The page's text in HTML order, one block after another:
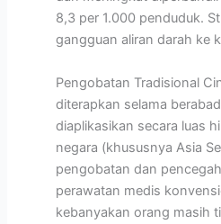
8,3 per 1.000 penduduk.
gangguan aliran darah ke
Pengobatan Tradisional
diterapkan selama
diaplikasikan secara luas
negara (khususnya Asia
pengobatan dan
perawatan medis
kebanyakan orang masih